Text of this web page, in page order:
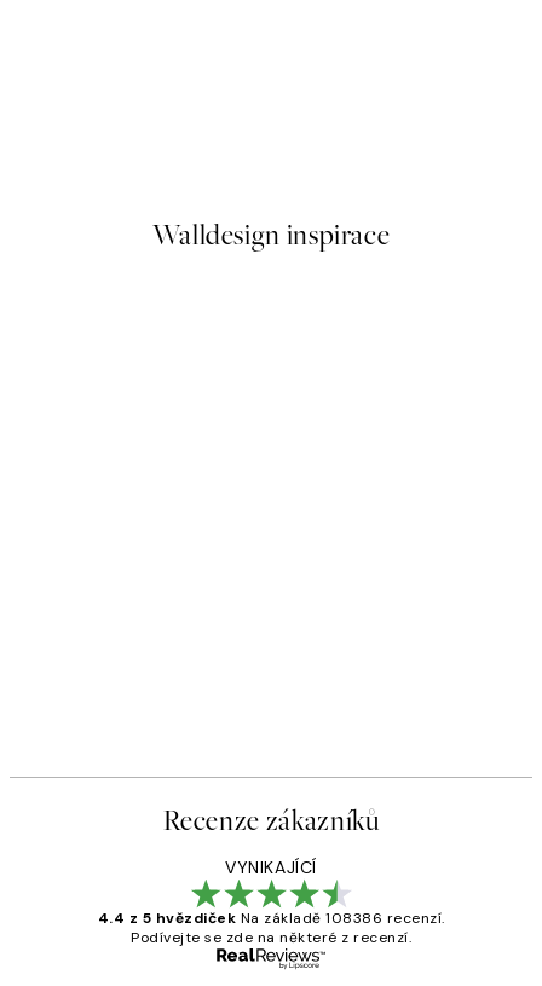
Walldesign inspirace
Recenze zákazníků
VYNIKAJÍCÍ
4.4 z 5 hvězdiček Na základě 108386 recenzí.
Podívejte se zde na některé z recenzí.